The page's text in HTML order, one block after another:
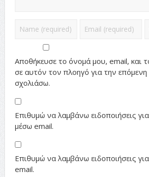
Αποθήκευσε το όνομά μου, email, και
σε αυτόν τον πλοηγό για την
σχολιάσω.
Επιθυμώ να λαμβάνω ειδοποιήσεις
μέσω email.
Επιθυμώ να λαμβάνω ειδοποιήσεις
email.